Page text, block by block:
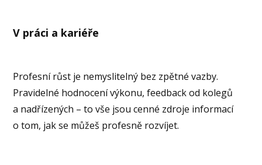
V práci a kariéře
Profesní růst je nemyslitelný bez zpětné vazby.
Pravidelné hodnocení výkonu, feedback od kolegů
a nadřízených – to vše jsou cenné zdroje informací
o tom, jak se můžeš profesně rozvíjet.